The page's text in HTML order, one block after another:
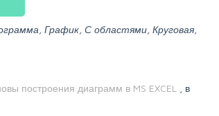
График, С областями, Круговая,
построения диаграмм в MS EXCEL
, в